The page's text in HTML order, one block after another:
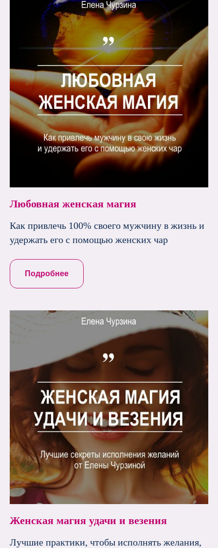
Любовная женская магия
Как привлечь 100% своего мужчину в жизнь и
удержать его с помощью женских чар
Подробнее
Женская магия удачи и везения
Лучшие практики, чтобы исполнять желания,